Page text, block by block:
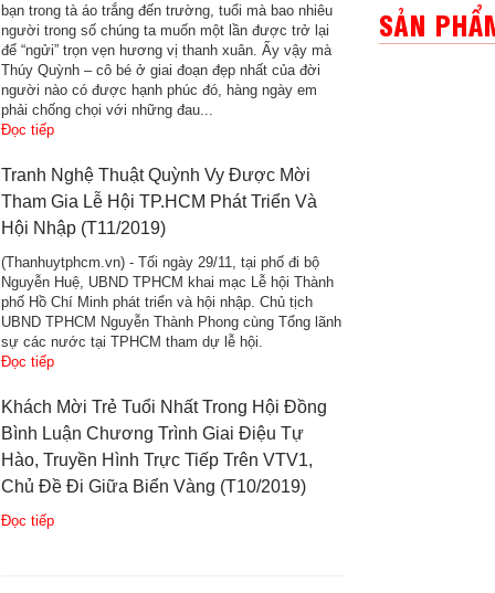
bạn trong tà áo trắng đến trường, tuổi mà bao nhiêu
người trong số chúng ta muốn một lần được trở lại
để “ngửi” trọn vẹn hương vị thanh xuân. Ấy vậy mà
Thúy Quỳnh – cô bé ở giai đoạn đẹp nhất của đời
người nào có được hạnh phúc đó, hàng ngày em
phải chống chọi với những đau...
Đọc tiếp
Tranh Nghệ Thuật Quỳnh Vy Được Mời
Tham Gia Lễ Hội TP.HCM Phát Triển Và
Hội Nhập (T11/2019)
(Thanhuytphcm.vn) - Tối ngày 29/11, tại phố đi bộ
Nguyễn Huệ, UBND TPHCM khai mạc Lễ hội Thành
phố Hồ Chí Minh phát triển và hội nhập. Chủ tịch
UBND TPHCM Nguyễn Thành Phong cùng Tổng lãnh
sự các nước tại TPHCM tham dự lễ hội.
Đọc tiếp
Khách Mời Trẻ Tuổi Nhất Trong Hội Đồng
Bình Luận Chương Trình Giai Điệu Tự
Hào, Truyền Hình Trực Tiếp Trên VTV1,
Chủ Đề Đi Giữa Biển Vàng (T10/2019)
Đọc tiếp
SẢN